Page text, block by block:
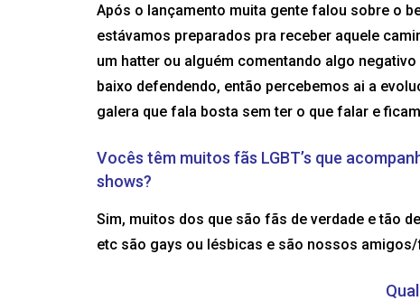
Após o lançamento muita gente falou sobre o
estávamos preparados pra receber aquele
um hatter ou alguém comentando algo
baixo defendendo, então percebemos ai a
galera que fala bosta sem ter o que falar e
Vocês têm muitos fãs LGBT’s que
shows?
Sim, muitos dos que são fãs de verdade e tão
etc são gays ou lésbicas e são nossos